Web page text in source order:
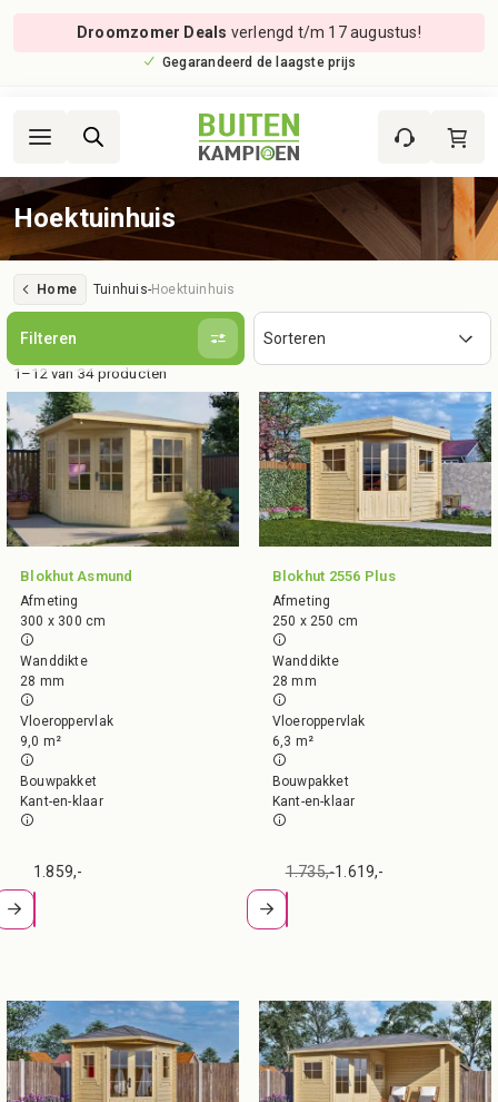
Droomzomer Deals verlengd t/m 17 augustus!
Gegarandeerd de laagste prijs
Hoektuinhuis
Home Tuinhuis-Hoektuinhuis
1–12 van 34 producten
Filteren
Blokhut Asmund
Afmeting
300 x 300 cm
Wanddikte
28 mm
Vloeroppervlak
9,0 m²
Bouwpakket
Kant-en-klaar
1.859,-
Blokhut 2556 Plus
Afmeting
250 x 250 cm
Wanddikte
28 mm
Vloeroppervlak
6,3 m²
Bouwpakket
Kant-en-klaar
1.735,-1.619,-